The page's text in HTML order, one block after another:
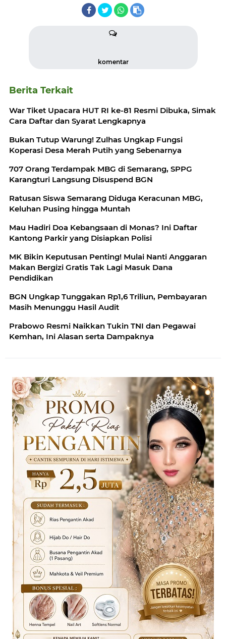
komentar
Berita Terkait
War Tiket Upacara HUT RI ke-81 Resmi Dibuka, Simak
Cara Daftar dan Syarat Lengkapnya
Bukan Tutup Warung! Zulhas Ungkap Fungsi
Koperasi Desa Merah Putih yang Sebenarnya
707 Orang Terdampak MBG di Semarang, SPPG
Karangturi Langsung Disuspend BGN
Ratusan Siswa Semarang Diduga Keracunan MBG,
Keluhan Pusing hingga Muntah
Mau Hadiri Doa Kebangsaan di Monas? Ini Daftar
Kantong Parkir yang Disiapkan Polisi
MK Bikin Keputusan Penting! Mulai Nanti Anggaran
Makan Bergizi Gratis Tak Lagi Masuk Dana
Pendidikan
BGN Ungkap Tunggakan Rp1,6 Triliun, Pembayaran
Masih Menunggu Hasil Audit
Prabowo Resmi Naikkan Tukin TNI dan Pegawai
Kemhan, Ini Alasan serta Dampaknya